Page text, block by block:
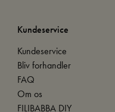
Kundeservice
Kundeservice
Bliv forhandler
FAQ
Om os
FILIBABBA DIY